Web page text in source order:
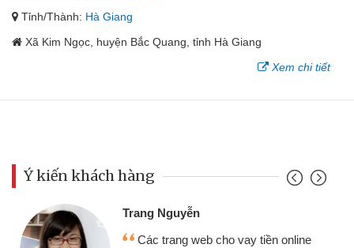
Tỉnh/Thành: Hà Giang
Xã Kim Ngọc, huyện Bắc Quang, tỉnh Hà Giang
Xem chi tiết
Ý kiến khách hàng
Nguyễn
Các trang web cho vay tiền online